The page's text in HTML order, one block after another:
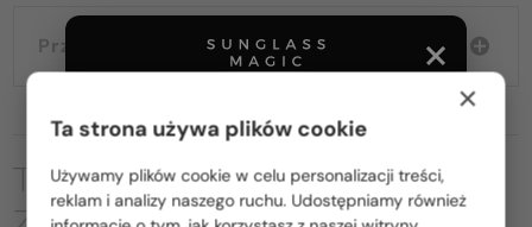
Przewodnik wyborczy
TO MOŻE CIĘ RÓWNIEŻ
Proszę wybierz z listy odpowiedni dla Ciebie kraj:
×
Ta strona używa plików cookie
Używamy plików cookie w celu personalizacji treści,
reklam i analizy naszego ruchu. Udostępniamy również